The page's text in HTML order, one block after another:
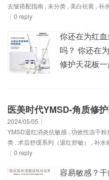
去皱搭配指南 , 未分类 , 美白祛黄 , 补
| 0 reply
你还在为红
吗？ 你还在
修护天花板
家”之称的冻
子量糖蛋白
浆中，是人...
医美时代YMSD-角质修
2024/05/05 |
YMSD退红消炎抗敏感 , 功效性冻干粉
类 , 术后舒缓系列（退红舒敏） , 补水
| 0 reply
容易敏感？